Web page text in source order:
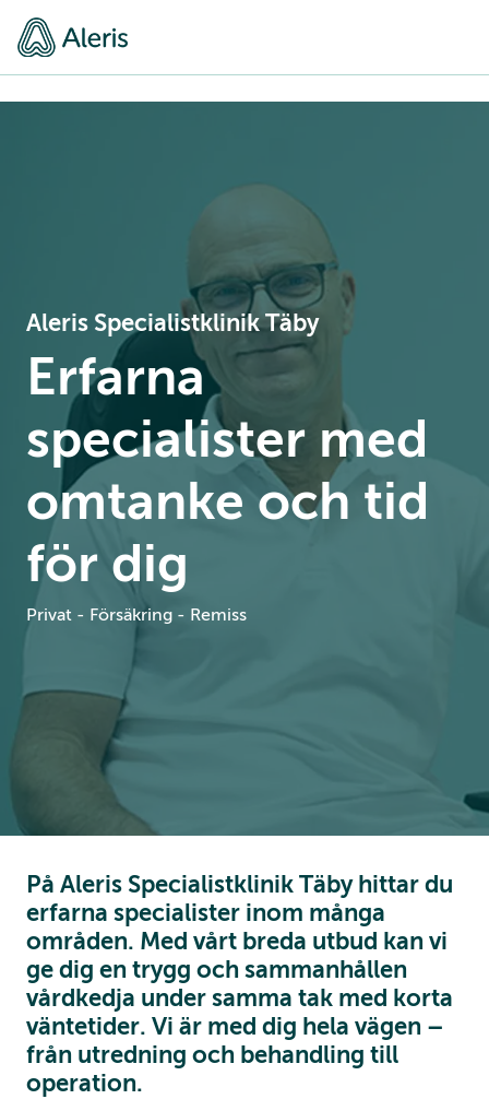
Aleris Specialistklinik Täby
Erfarna
specialister med
omtanke och tid
för dig
Privat - Försäkring - Remiss
På Aleris Specialistklinik Täby hittar du
erfarna specialister inom många
områden. Med vårt breda utbud kan vi
ge dig en trygg och sammanhållen
vårdkedja under samma tak med korta
väntetider. Vi är med dig hela vägen –
från utredning och behandling till
operation.